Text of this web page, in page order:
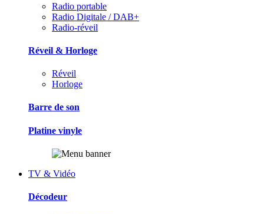
Radio portable
Radio Digitale / DAB+
Radio-réveil
Réveil & Horloge
Réveil
Horloge
Barre de son
Platine vinyle
TV & Vidéo
Décodeur